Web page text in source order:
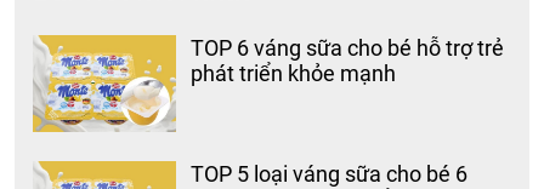
TOP 6 váng sữa cho bé hỗ trợ trẻ
phát triển khỏe mạnh
TOP 5 loại váng sữa cho bé 6